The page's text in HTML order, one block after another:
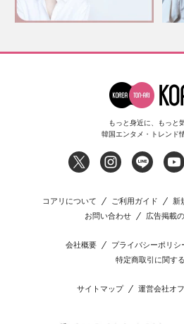
もっと身近に、もっと
韓国エンタメ・トレンド
コアリについて ご利用ガイド 新
お問い合わせ
広告掲載
会社概要 プライバシーポリシ
特定商取引に関す
サイトマップ 運営会社オ